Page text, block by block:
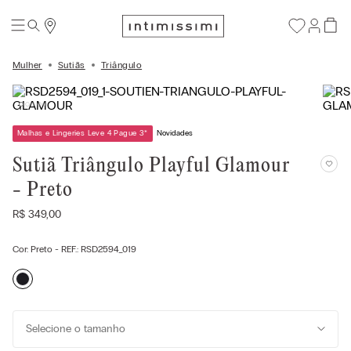
Mulher Sutiãs Triângulo
Malhas e Lingeries Leve 4 Pague 3* Novidades
Sutiã Triângulo Playful Glamour
- Preto
R$ 349,00
Cor: Preto - REF.: RSD2594_019
Selecione o tamanho